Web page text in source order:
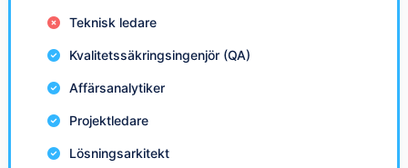
Teknisk ledare
Kvalitetssäkringsingenjör (QA)
Affärsanalytiker
Projektledare
Lösningsarkitekt